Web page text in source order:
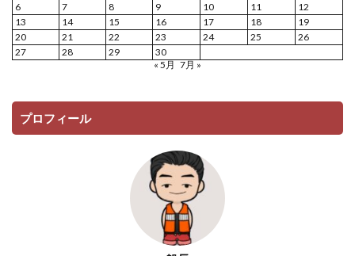
6
7 8 9 10 11
12
13
14 15 16 17 18
19
20
21 22 23 24 25
26
27
28 29
30
« 5月 7月 »
プロフィール